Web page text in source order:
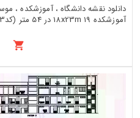
دانلود نقشه دانشگاه ، آموزشکده ،
آموزشکده 18x23m 19 در 54 متر (کد167483)